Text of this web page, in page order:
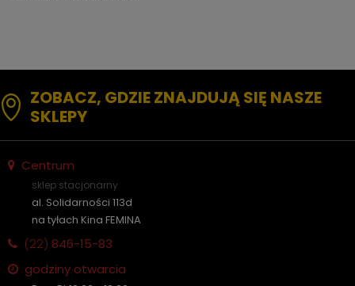
ZOBACZ, GDZIE ZNAJDUJĄ SIĘ NASZE
SKLEPY
Centrum
sklep stacjonarny
al. Solidarności 113d
na tyłach Kina FEMINA
(22) 846-15-83
godziny otwarcia